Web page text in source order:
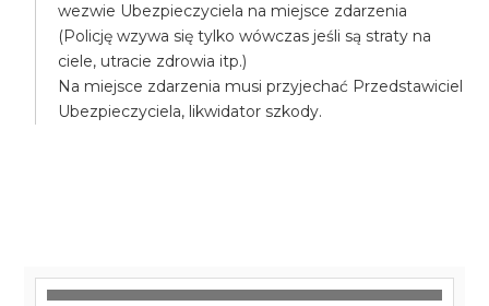
wezwie Ubezpieczyciela na miejsce zdarzenia
(Policję wzywa się tylko wówczas jeśli są straty na
ciele, utracie zdrowia itp.)
Na miejsce zdarzenia musi przyjechać Przedstawiciel
Ubezpieczyciela, likwidator szkody.